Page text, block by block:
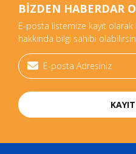
BİZDEN HABERDAR
E-posta listemize kayıt
hakkında bilgi sahibi